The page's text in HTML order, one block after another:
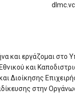
εργάζομαι στο
και
Διοίκησης
στην